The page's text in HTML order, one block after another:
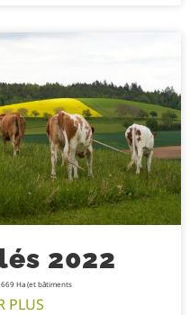
2022
Ha (et bâtiments
PLUS